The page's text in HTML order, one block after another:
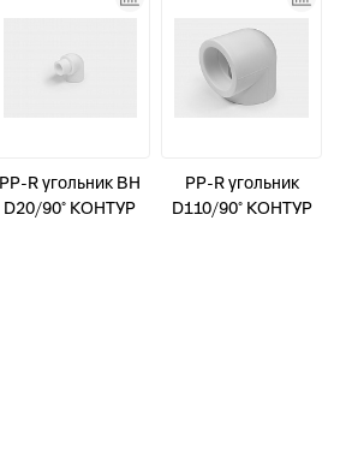
PP-R угольник ВН
D20/90° КОНТУР
PP-R угольник
D110/90° КОНТУР